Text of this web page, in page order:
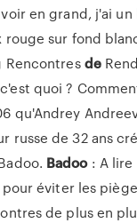
en grand, j'ai un
rouge sur fond
Rencontresde
quoi ?
qu'Andrey
russe de 32 ans
Badoo: A lire
éviter les
de plus en